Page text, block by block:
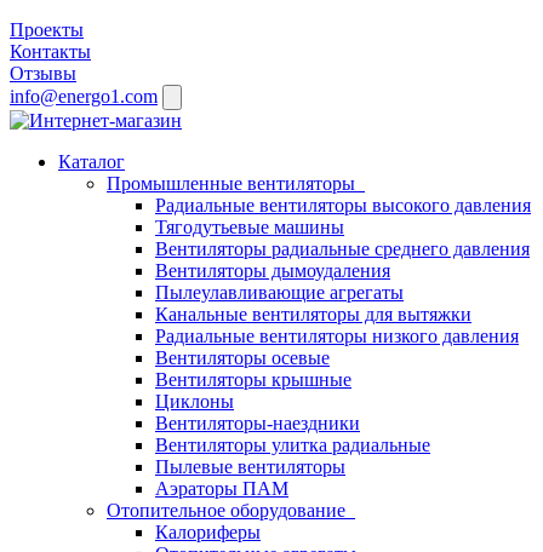
Проекты
Контакты
Отзывы
info@energo1.com
Каталог
Промышленные вентиляторы
Радиальные вентиляторы высокого давления
Тягодутьевые машины
Вентиляторы радиальные среднего давления
Вентиляторы дымоудаления
Пылеулавливающие агрегаты
Канальные вентиляторы для вытяжки
Радиальные вентиляторы низкого давления
Вентиляторы осевые
Вентиляторы крышные
Циклоны
Вентиляторы-наездники
Вентиляторы улитка радиальные
Пылевые вентиляторы
Аэраторы ПАМ
Отопительное оборудование
Калориферы